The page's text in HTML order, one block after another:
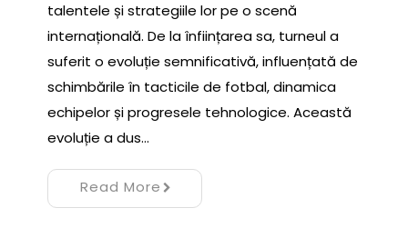
talentele și strategiile lor pe o scenă
internațională. De la înființarea sa, turneul a
suferit o evoluție semnificativă, influențată de
schimbările în tacticile de fotbal, dinamica
echipelor și progresele tehnologice. Această
evoluție a dus…
Read More